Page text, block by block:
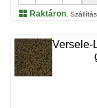
Raktáron ,
Versele-